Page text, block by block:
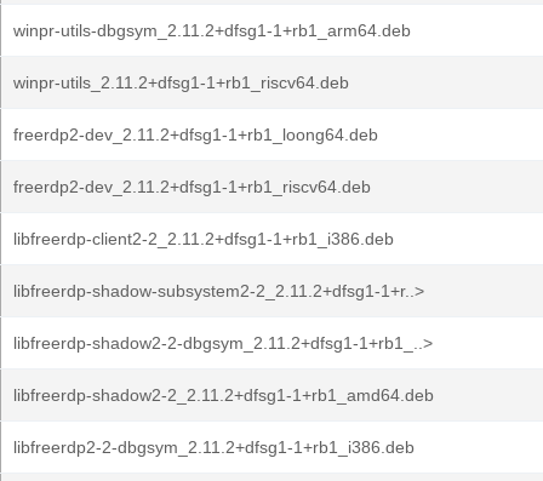
winpr-utils-dbgsym_2.11.2+dfsg1-1+rb1_arm64.deb
winpr-utils_2.11.2+dfsg1-1+rb1_riscv64.deb
freerdp2-dev_2.11.2+dfsg1-1+rb1_loong64.deb
freerdp2-dev_2.11.2+dfsg1-1+rb1_riscv64.deb
libfreerdp-client2-2_2.11.2+dfsg1-1+rb1_i386.deb
libfreerdp-shadow-subsystem2-2_2.11.2+dfsg1-1+r..>
libfreerdp-shadow2-2-dbgsym_2.11.2+dfsg1-1+rb1_..>
libfreerdp-shadow2-2_2.11.2+dfsg1-1+rb1_amd64.deb
libfreerdp2-2-dbgsym_2.11.2+dfsg1-1+rb1_i386.deb